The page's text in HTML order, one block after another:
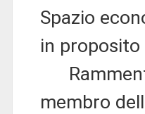
Spazio
in
membro